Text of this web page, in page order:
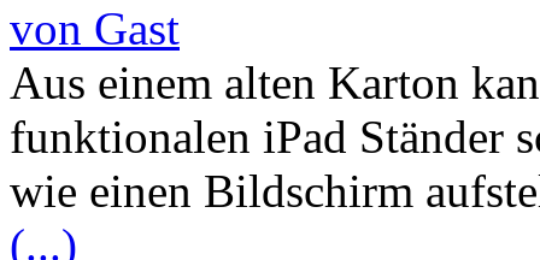
von Gast
Aus einem alten Karton
funktionalen iPad Ständer
wie einen Bildschirm
(...)